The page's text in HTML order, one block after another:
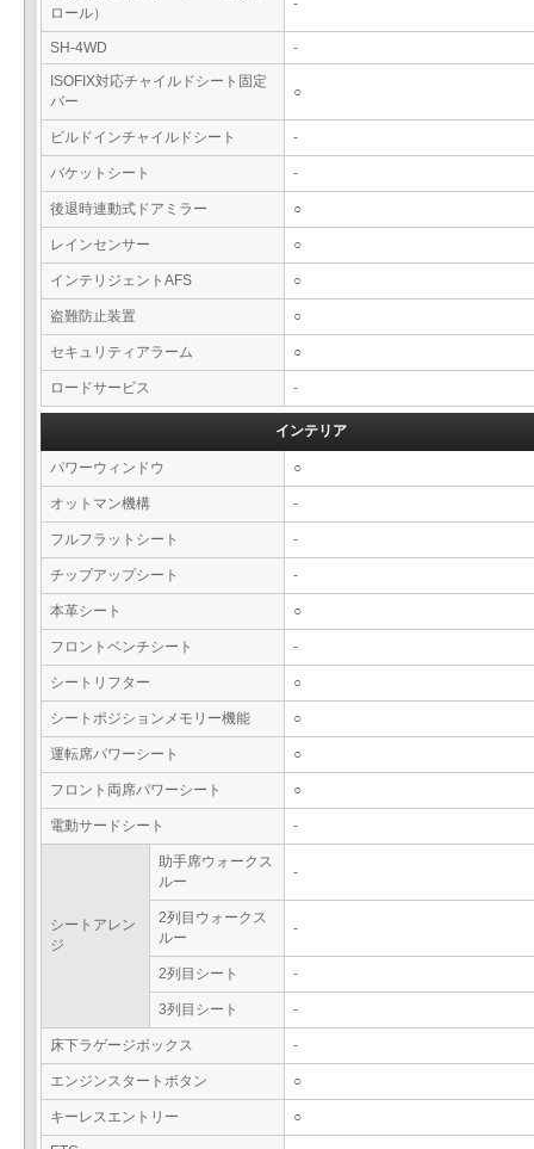
ロール）
-
SH-4WD
-
ISOFIX対応チャイルドシート固定
バー
○
ビルドインチャイルドシート -
バケットシート -
後退時連動式ドアミラー ○
レインセンサー ○
インテリジェントAFS ○
盗難防止装置 ○
セキュリティアラーム ○
ロードサービス -
インテリア
パワーウィンドウ ○
オットマン機構 -
フルフラットシート -
チップアップシート -
本革シート ○
フロントベンチシート -
シートリフター ○
シートポジションメモリー機能 ○
運転席パワーシート ○
フロント両席パワーシート ○
電動サードシート -
シートアレン
ジ
助手席ウォークス
ルー
-
2列目ウォークス
ルー
-
2列目シート -
3列目シート -
床下ラゲージボックス -
エンジンスタートボタン ○
キーレスエントリー ○